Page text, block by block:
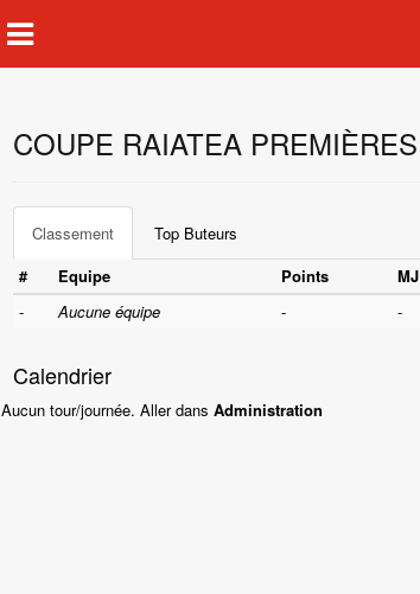
COUPE RAIATEA PREMIÈRES
Classement
Top Buteurs
#
Equipe Points MJ
-
Aucune équipe - -
Calendrier
Aucun tour/journée. Aller dans Administration